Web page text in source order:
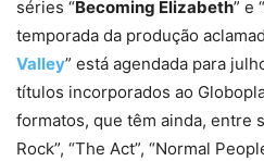
séries “Becoming Elizabeth” e “
temporada da produção
Valley” está agendada para
títulos incorporados ao
formatos, que têm ainda, entre
Rock”, “The Act”, “Normal